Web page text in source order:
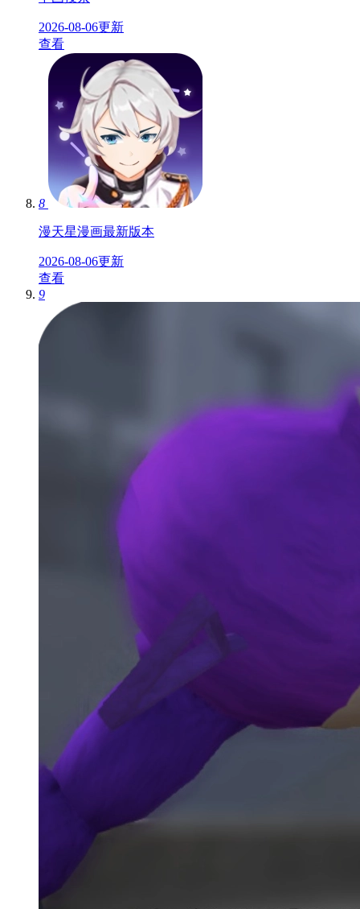
2026-08-06更新
查看
8
漫天星漫画最新版本
2026-08-06更新
查看
9